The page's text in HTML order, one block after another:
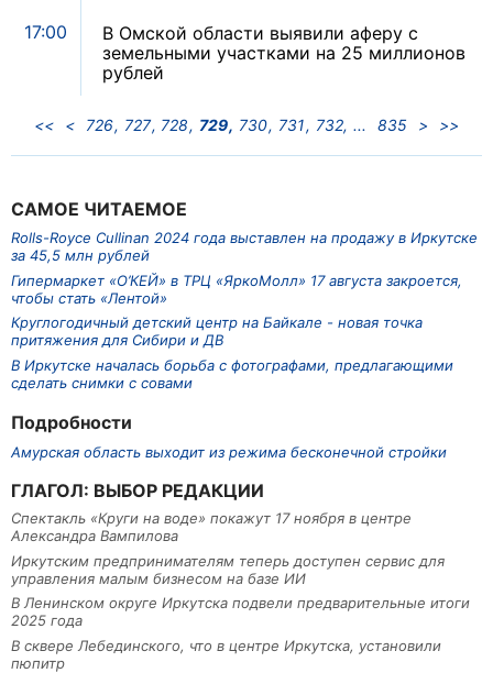
САМОЕ ЧИТАЕМОЕ
Rolls-Royce Cullinan 2024 года выставлен на продажу в Иркутске
за 45,5 млн рублей
Гипермаркет «О’КЕЙ» в ТРЦ «ЯркоМолл» 17 августа закроется,
чтобы стать «Лентой»
Круглогодичный детский центр на Байкале - новая точка
притяжения для Сибири и ДВ
В Иркутске началась борьба с фотографами, предлагающими
сделать снимки с совами
Подробности
Амурская область выходит из режима бесконечной стройки
ГЛАГОЛ: ВЫБОР РЕДАКЦИИ
Спектакль «Круги на воде» покажут 17 ноября в центре
Александра Вампилова
Иркутским предпринимателям теперь доступен сервис для
управления малым бизнесом на базе ИИ
В Ленинском округе Иркутска подвели предварительные итоги
2025 года
В сквере Лебединского, что в центре Иркутска, установили
пюпитр
17:00
В Омской области выявили аферу с
земельными участками на 25 миллионов
рублей
<< < 726 727 728 729 730 731 732 835 > >>